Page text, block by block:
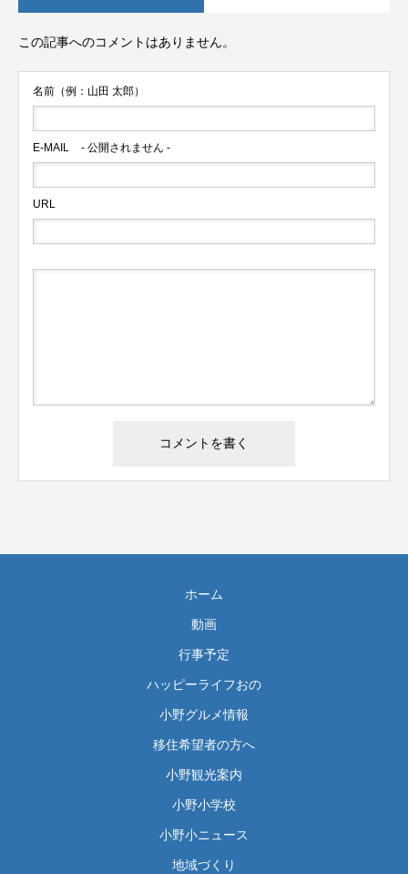
この記事へのコメントはありません。
名前（例：山田 太郎）
E-MAIL - 公開されません -
URL
ホーム
動画
行事予定
ハッピーライフおの
小野グルメ情報
移住希望者の方へ
小野観光案内
小野小学校
小野小ニュース
地域づくり